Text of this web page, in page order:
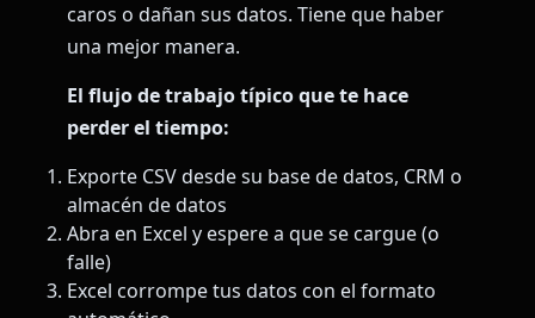
caros o dañan sus datos. Tiene que haber
una mejor manera.
El flujo de trabajo típico que te hace
perder el tiempo:
Exporte CSV desde su base de datos, CRM o
almacén de datos
Abra en Excel y espere a que se cargue (o
falle)
Excel corrompe tus datos con el formato